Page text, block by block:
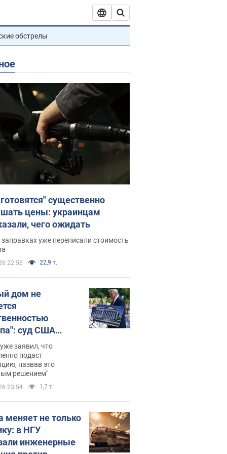
обстрелы
существенно
цены: украинцам
чего ожидать
уже переписали стоимость
22:56 22,9 т.
дом не
суд США
зала
400 млн
заявил, что
подаст
назвав это
решением"
23:54 1,7 т.
меняет не только
в НГУ
инженерные